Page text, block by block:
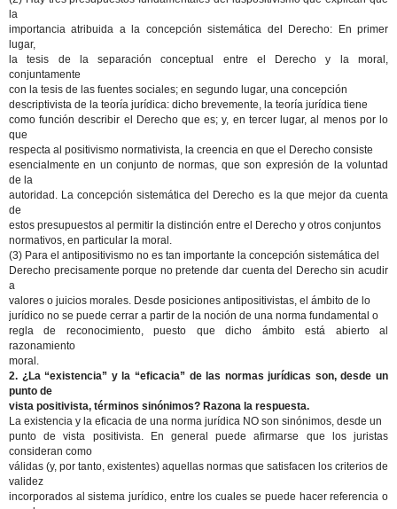
la
importancia atribuida a la concepción sistemática del Derecho: En primer
lugar,
la tesis de la separación conceptual entre el Derecho y la moral,
conjuntamente
con la tesis de las fuentes sociales; en segundo lugar, una concepción
descriptivista de la teoría jurídica: dicho brevemente, la teoría jurídica tiene
como función describir el Derecho que es; y, en tercer lugar, al menos por lo
que
respecta al positivismo normativista, la creencia en que el Derecho consiste
esencialmente en un conjunto de normas, que son expresión de la voluntad
de la
autoridad. La concepción sistemática del Derecho es la que mejor da cuenta
de
estos presupuestos al permitir la distinción entre el Derecho y otros conjuntos
normativos, en particular la moral.
(3) Para el antipositivismo no es tan importante la concepción sistemática del
Derecho precisamente porque no pretende dar cuenta del Derecho sin acudir
a
valores o juicios morales. Desde posiciones antipositivistas, el ámbito de lo
jurídico no se puede cerrar a partir de la noción de una norma fundamental o
regla de reconocimiento, puesto que dicho ámbito está abierto al
razonamiento
moral.
2. ¿La “existencia” y la “eficacia” de las normas jurídicas son, desde un
punto de
vista positivista, términos sinónimos? Razona la respuesta.
La existencia y la eficacia de una norma jurídica NO son sinónimos, desde un
punto de vista positivista. En general puede afirmarse que los juristas
consideran como
válidas (y, por tanto, existentes) aquellas normas que satisfacen los criterios de
validez
incorporados al sistema jurídico, entre los cuales se puede hacer referencia o